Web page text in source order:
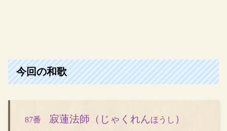
今回の和歌
87番 寂蓮法師（じゃくれんほうし ）